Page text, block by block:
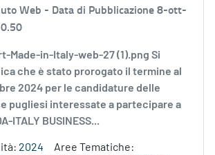
Web - Data di Pubblicazione 8-ott-
Made-in-Italy-web-27 (1).png Si
che è stato prorogato il termine al
2024 per le candidature delle
pugliesi interessate a partecipare a
ITALY BUSINESS...
2024
Aree Tematiche: